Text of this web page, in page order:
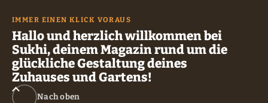
IMMER EINEN KLICK VORAUS
Hallo und herzlich willkommen bei
Sukhi, deinem Magazin rund um die
glückliche Gestaltung deines
Zuhauses und Gartens!
Nach oben